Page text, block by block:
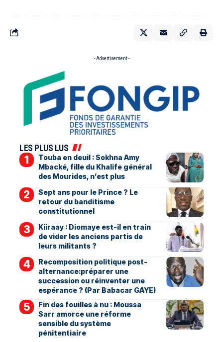
- Advertisement -
LES PLUS LUS
Touba en deuil : Sokhna Amy
Mbacké, fille du Khalife général
des Mourides, n’est plus
Sept ans pour le Prince ? Le
retour du banditisme
constitutionnel
Kiiraay : Diomaye est-il en train
de vider les anciens partis de
leurs militants ?
Recomposition politique post-
alternance:préparer une
succession ou réinventer une
espérance ? (Par Babacar GAYE)
Fin des fouilles à nu : Moussa
Sarr amorce une réforme
sensible du système
pénitentiaire